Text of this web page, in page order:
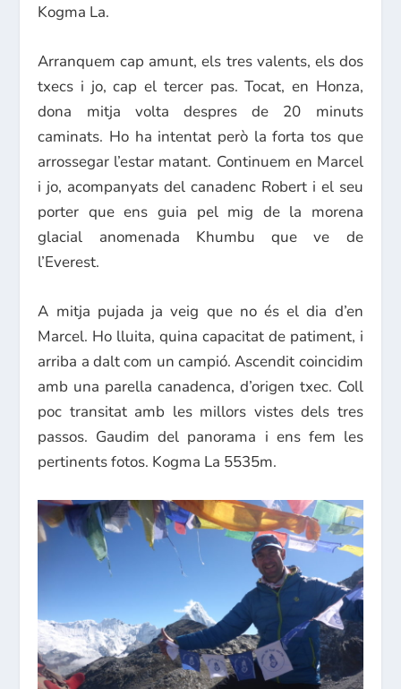
Kogma La.
Arranquem cap amunt, els tres valents, els dos
txecs i jo, cap el tercer pas. Tocat, en Honza,
dona mitja volta despres de 20 minuts
caminats. Ho ha intentat però la forta tos que
arrossegar l’estar matant. Continuem en Marcel
i jo, acompanyats del canadenc Robert i el seu
porter que ens guia pel mig de la morena
glacial anomenada Khumbu que ve de
l’Everest.
A mitja pujada ja veig que no és el dia d’en
Marcel. Ho lluita, quina capacitat de patiment, i
arriba a dalt com un campió. Ascendit coincidim
amb una parella canadenca, d’origen txec. Coll
poc transitat amb les millors vistes dels tres
passos. Gaudim del panorama i ens fem les
pertinents fotos. Kogma La 5535m.